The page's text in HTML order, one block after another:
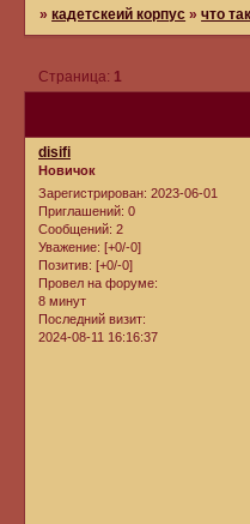
»кадетскеий корпус »что
Страница: 1
disifi
Новичок
Зарегистрирован: 2023-06-01
Приглашений: 0
Сообщений: 2
Уважение: [+0/-0]
Позитив: [+0/-0]
Провел на форуме:
8 минут
Последний визит:
2024-08-11 16:16:37